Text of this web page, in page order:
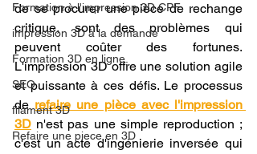
Formation à l'impression 3D CPF
impression 3D à la demande
Formation 3D en ligne.
SEO
filament 3D
Refaire une piece en 3D
de se procurer une pièce de rechange
critique, sont des problèmes qui
peuvent coûter des fortunes.
L'impression 3D offre une solution agile
et puissante à ces défis. Le processus
de refaire une pièce avec l'impression
3D n'est pas une simple reproduction ;
c'est un acte d'ingénierie inversée qui